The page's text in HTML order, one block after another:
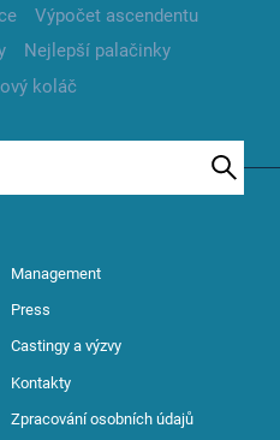
Výpočet ascendentu
Nejlepší palačinky
koláč
Management
Press
Castingy a výzvy
Kontakty
Zpracování osobních údajů